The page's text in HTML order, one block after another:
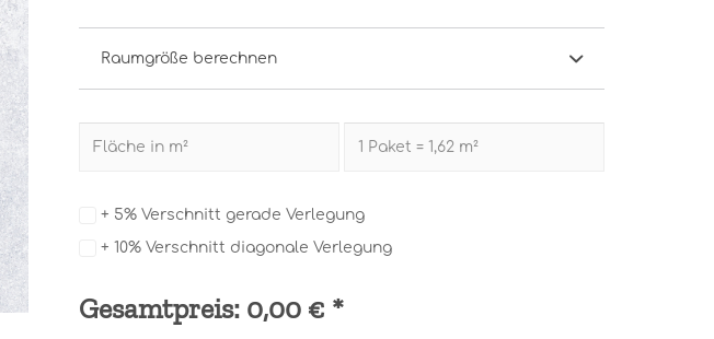
Raumgröße berechnen
+ 5% Verschnitt gerade Verlegung
+ 10% Verschnitt diagonale Verlegung
Gesamtpreis: 0,00 € *